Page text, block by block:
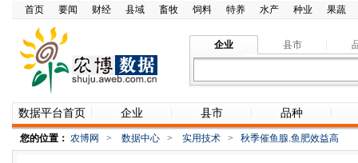
首页 要闻 财经 县域 畜牧 饲料 特养 水产 种业 果蔬
企业 县市
数据平台首页 企业 县市 品种
您的位置： 农博网 > 数据中心 > 实用技术 > 秋季催鱼腺.鱼肥效益高